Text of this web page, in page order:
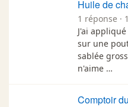
Huile de
1 réponse ·
J'ai
sur une
sablée
n'aime …
Comptoir